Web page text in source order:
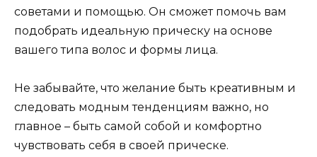
советами и помощью. Он сможет помочь вам
подобрать идеальную прическу на основе
вашего типа волос и формы лица.
Не забывайте, что желание быть креативным и
следовать модным тенденциям важно, но
главное – быть самой собой и комфортно
чувствовать себя в своей прическе.